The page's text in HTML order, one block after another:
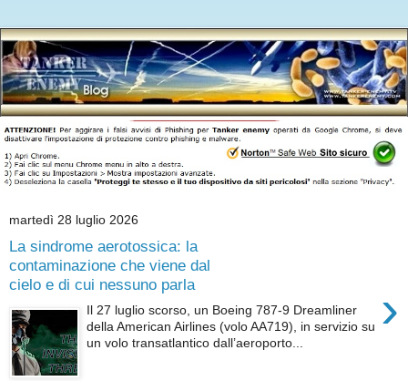
martedì 28 luglio 2026
La sindrome aerotossica: la
contaminazione che viene dal
cielo e di cui nessuno parla
›
Il 27 luglio scorso, un Boeing 787-9 Dreamliner
della American Airlines (volo AA719), in servizio su
un volo transatlantico dall’aeroporto...